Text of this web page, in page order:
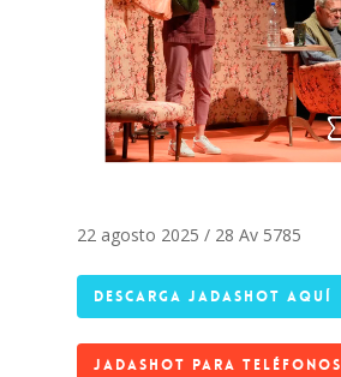
22 agosto 2025 / 28 Av 5785
DESCARGA JADASHOT AQUÍ
JADASHOT PARA TELÉFONOS